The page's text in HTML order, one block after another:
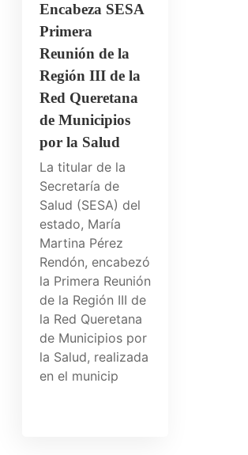
Encabeza SESA
Primera
Reunión de la
Región III de la
Red Queretana
de Municipios
por la Salud
La titular de la
Secretaría de
Salud (SESA) del
estado, María
Martina Pérez
Rendón, encabezó
la Primera Reunión
de la Región III de
la Red Queretana
de Municipios por
la Salud, realizada
en el municip